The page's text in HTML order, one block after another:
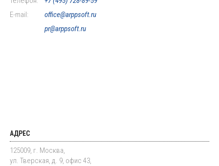
E-mail:
office@arppsoft.ru
pr@arppsoft.ru
АДРЕС
125009, г. Москва,
ул. Тверская, д. 9, офис 43,